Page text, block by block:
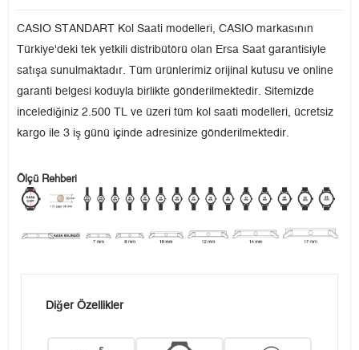
CASIO STANDART Kol Saati modelleri, CASIO markasının
Türkiye'deki tek yetkili distribütörü olan Ersa Saat garantisiyle
satışa sunulmaktadır. Tüm ürünlerimiz orijinal kutusu ve online
garanti belgesi koduyla birlikte gönderilmektedir. Sitemizde
incelediğiniz 2.500 TL ve üzeri tüm kol saati modelleri, ücretsiz
kargo ile 3 iş günü içinde adresinize gönderilmektedir.
Ölçü Rehberi
Diğer Özellikler